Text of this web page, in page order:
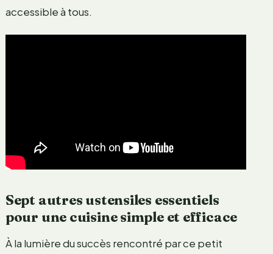
accessible à tous.
Sept autres ustensiles essentiels
pour une cuisine simple et efficace
À la lumière du succès rencontré par ce petit